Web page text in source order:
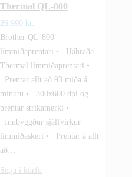
Thermal QL-800
26.990 kr.
Brother QL-800
límmiðaprentari • Háhraða
Thermal límmiðaprentari •
Prentar allt að 93 miða á
mínútu • 300x600 dpi og
prentar strikamerki •
Innbyggður sjálfvirkur
límmiðaskeri • Prentar á allt
að…
Setja í körfu